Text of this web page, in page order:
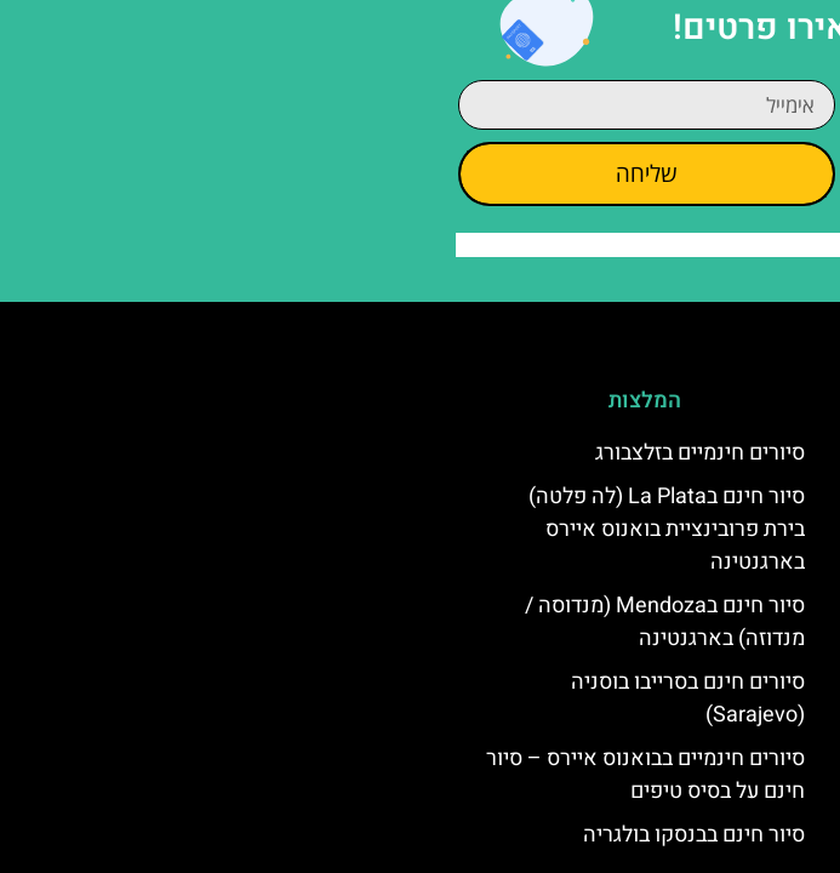
פרטים!
שליחה
המלצות
סיורים חינמיים בזלצבורג
סיור חינם בLa Plata (לה פלטה)
בירת פרובינציית בואנוס איירס
בארגנטינה
סיור חינם בMendoza (מנדוסה /
מנדוזה) בארגנטינה
סיורים חינם בסרייבו בוסניה
(Sarajevo)
סיורים חינמיים בבואנוס איירס – סיור
חינם על בסיס טיפים
סיור חינם בבנסקו בולגריה